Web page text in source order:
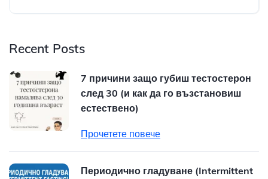
Recent Posts
7 причини защо губиш тестостерон
след 30 (и как да го възстановиш
естествено)
Прочетете повече
Периодично гладуване (Intermittent